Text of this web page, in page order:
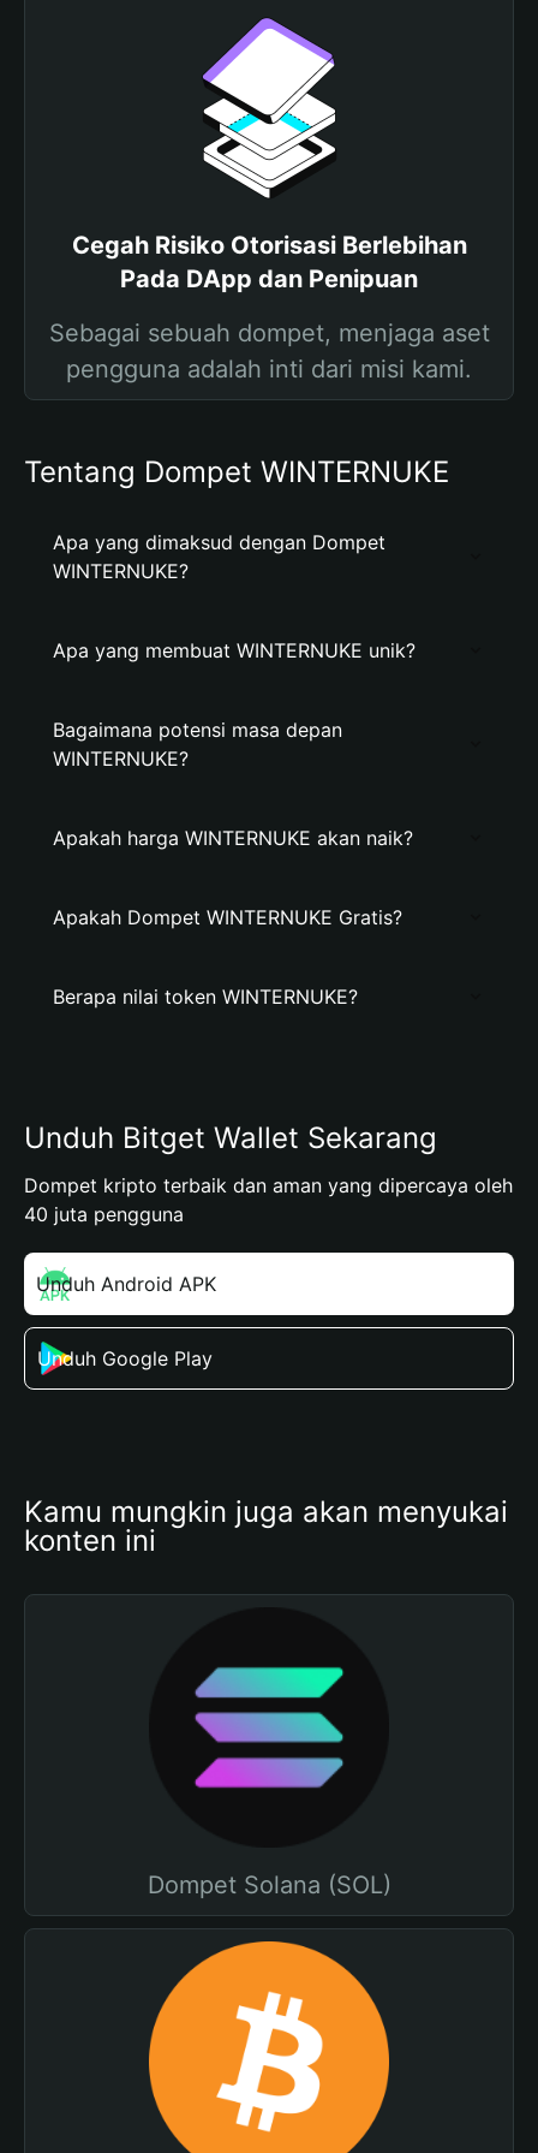
Cegah Risiko Otorisasi Berlebihan
Pada DApp dan Penipuan
Sebagai sebuah dompet, menjaga aset
pengguna adalah inti dari misi kami.
Tentang Dompet WINTERNUKE
Apa yang dimaksud dengan Dompet
WINTERNUKE?
Apa yang membuat WINTERNUKE unik?
Bagaimana potensi masa depan
WINTERNUKE?
Apakah harga WINTERNUKE akan naik?
Apakah Dompet WINTERNUKE Gratis?
Berapa nilai token WINTERNUKE?
Unduh Bitget Wallet Sekarang
Dompet kripto terbaik dan aman yang dipercaya oleh
40 juta pengguna
Unduh Android APK
Unduh Google Play
Kamu mungkin juga akan menyukai
konten ini
Dompet Solana (SOL)